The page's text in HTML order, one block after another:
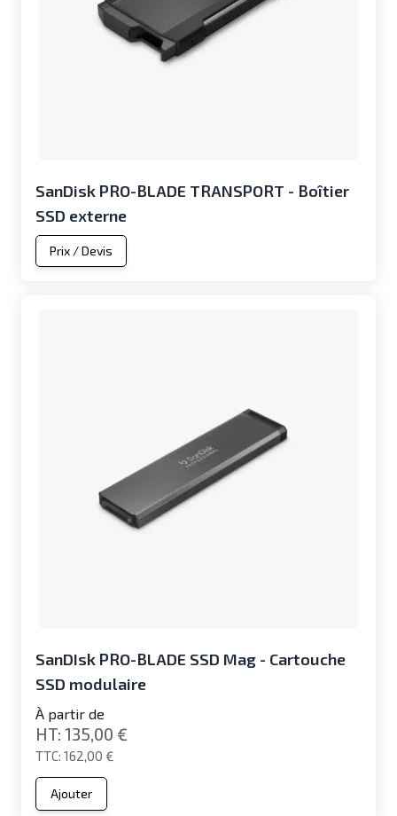
SanDisk PRO-BLADE TRANSPORT - Boîtier
SSD externe
Prix / Devis
SanDIsk PRO-BLADE SSD Mag - Cartouche
SSD modulaire
À partir de
162,00 €
135,00 €
Ajouter